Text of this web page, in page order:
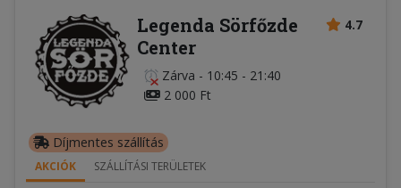
4.7
Legenda Sörfőzde
Center
Zárva - 10:45 - 21:40
2 000 Ft
Díjmentes szállítás
AKCIÓK SZÁLLÍTÁSI TERÜLETEK